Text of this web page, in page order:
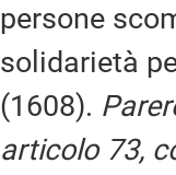
persone
solidarietà
(1608).
articolo 73,